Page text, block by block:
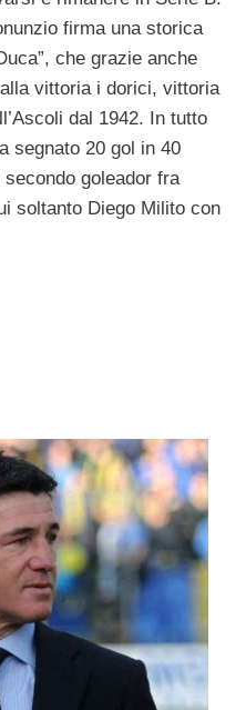
firma una storica
che grazie anche
vittoria i dorici, vittoria
dal 1942. In tutto
segnato 20 gol in 40
goleador fra
soltanto Diego Milito con